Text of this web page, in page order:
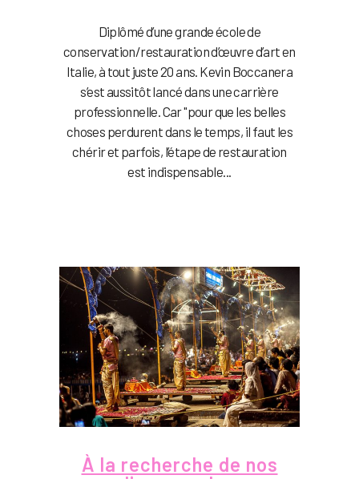
Diplômé d’une grande école de
conservation/restauration d’œuvre d’art en
Italie, à tout juste 20 ans. Kevin Boccanera
s’est aussitôt lancé dans une carrière
professionnelle. Car "pour que les belles
choses perdurent dans le temps, il faut les
chérir et parfois, l’étape de restauration
est indispensable...
À la recherche de nos